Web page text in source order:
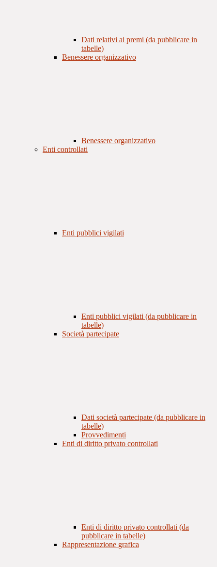
Dati relativi ai premi (da pubblicare in
tabelle)
Benessere organizzativo
Benessere organizzativo
Enti controllati
Enti pubblici vigilati
Enti pubblici vigilati (da pubblicare in
tabelle)
Società partecipate
Dati società partecipate (da pubblicare in
tabelle)
Provvedimenti
Enti di diritto privato controllati
Enti di diritto privato controllati (da
pubblicare in tabelle)
Rappresentazione grafica